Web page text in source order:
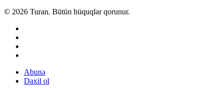
© 2026 Turan. Bütün hüquqlar qorunur.
Abunə
Daxil ol